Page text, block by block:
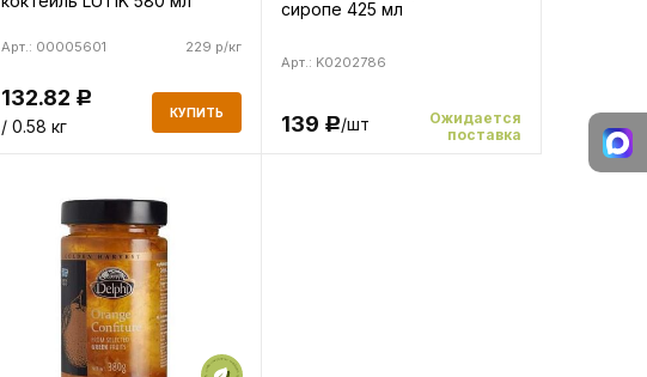
229 р/кг
Арт.: 00005601
132.82 Р
/ 0.58 кг
КУПИТЬ
сиропе 425 мл
Арт.: K0202786
139 Р/шт
Ожидается
поставка